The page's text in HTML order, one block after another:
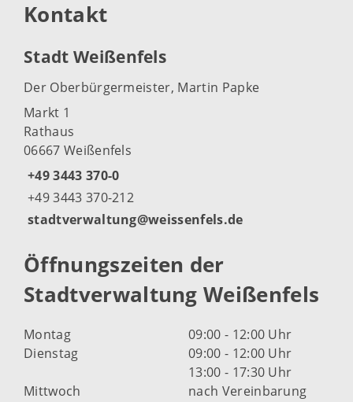
Kontakt
Stadt Weißenfels
Der Oberbürgermeister, Martin Papke
Markt 1
Rathaus
06667 Weißenfels
+49 3443 370-0
+49 3443 370-212
stadtverwaltung@weissenfels.de
Öffnungszeiten der
Stadtverwaltung Weißenfels
Montag
09:00 - 12:00 Uhr
Dienstag
09:00 - 12:00 Uhr
13:00 - 17:30 Uhr
Mittwoch
nach Vereinbarung